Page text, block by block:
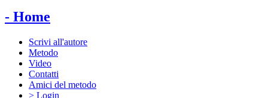
- Home
Scrivi all'autore
Metodo
Video
Contatti
Amici del metodo
> Login